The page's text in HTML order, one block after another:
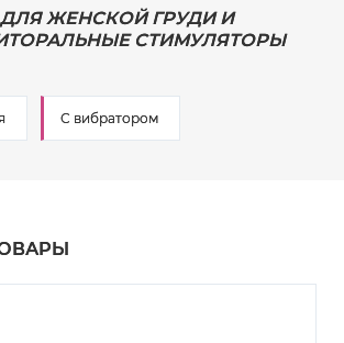
ДЛЯ ЖЕНСКОЙ ГРУДИ И
СТИМУЛЯТОРЫ
С вибратором